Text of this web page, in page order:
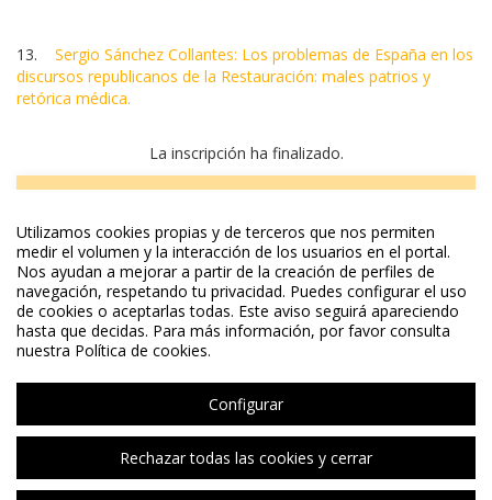
Utilizamos cookies propias y de terceros que nos permiten
medir el volumen y la interacción de los usuarios en el portal.
Nos ayudan a mejorar a partir de la creación de perfiles de
navegación, respetando tu privacidad. Puedes configurar el uso
de cookies o aceptarlas todas. Este aviso seguirá apareciendo
hasta que decidas. Para más información, por favor consulta
nuestra Política de cookies.
Configurar
Rechazar todas las cookies y cerrar
13. Sergio Sánchez Collantes: Los problemas de España en los
discursos republicanos de la Restauración: males patrios y
retórica médica.
La inscripción ha finalizado.
© 2026 UV. - Av. Blasco Ibáñez, 13. 46010 València. Espanya. Tel UV: (+34) 963 86 41